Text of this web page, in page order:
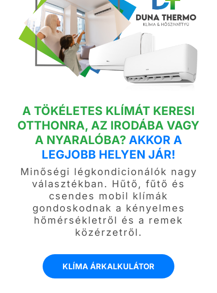
A TÖKÉLETES KLÍMÁT KERESI
OTTHONRA, AZ IRODÁBA VAGY
A NYARALÓBA? AKKOR A
LEGJOBB HELYEN JÁR!
Minőségi légkondicionálók nagy
választékban. Hűtő, fűtő és
csendes mobil klímák
gondoskodnak a kényelmes
hőmérsékletről és a remek
közérzetről.
KLÍMA ÁRKALKULÁTOR